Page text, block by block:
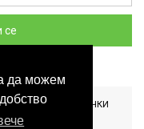
да можем
се
БЪЛГАРИЯ. ВСИЧКИ
ОТ